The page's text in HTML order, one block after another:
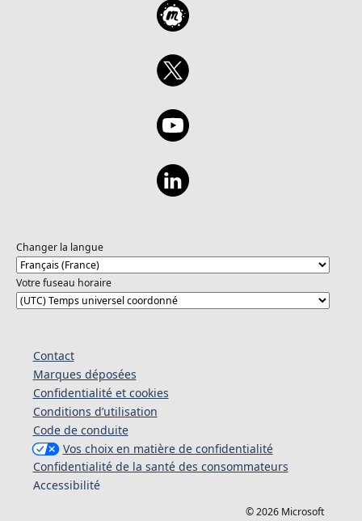
Changer la langue
Votre fuseau horaire
Contact
Marques déposées
Confidentialité et cookies
Conditions d’utilisation
Code de conduite
Vos choix en matière de confidentialité
Confidentialité de la santé des consommateurs
Accessibilité
© 2026 Microsoft